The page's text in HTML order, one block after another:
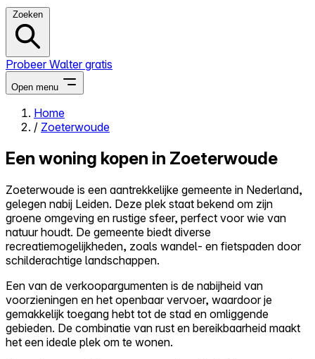
Zoeken
Probeer Walter gratis
Open menu
Close menu
Zelf kopen
Alles-in-één
Reviews
Prijzen
Log in
Probeer Walter gratis
Home
/ Zoeterwoude
Een woning kopen in Zoeterwoude
Zoeterwoude is een aantrekkelijke gemeente in Nederland,
gelegen nabij Leiden. Deze plek staat bekend om zijn
groene omgeving en rustige sfeer, perfect voor wie van
natuur houdt. De gemeente biedt diverse
recreatiemogelijkheden, zoals wandel- en fietspaden door
schilderachtige landschappen.
Een van de verkoopargumenten is de nabijheid van
voorzieningen en het openbaar vervoer, waardoor je
gemakkelijk toegang hebt tot de stad en omliggende
gebieden. De combinatie van rust en bereikbaarheid maakt
het een ideale plek om te wonen.